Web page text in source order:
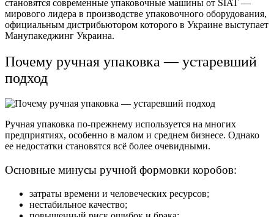
становятся современные упаковочные машины от SIAT —
мирового лидера в производстве упаковочного оборудования,
официальным дистрибьютором которого в Украине выступает
Манупакеджинг Украина.
Почему ручная упаковка — устаревший
подход
Ручная упаковка по-прежнему используется на многих
предприятиях, особенно в малом и среднем бизнесе. Однако
ее недостатки становятся всё более очевидными.
Основные минусы ручной формовки коробов:
затраты времени и человеческих ресурсов;
нестабильное качество;